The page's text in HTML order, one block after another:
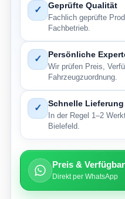
✓ Geprüfte Qualität
Fachlich geprüfte
Fachbetrieb.
✓ Persönliche
Wir prüfen Preis,
Fahrzeugzuordnung.
✓ Schnelle Lieferung
In der Regel 1–2
Bielefeld.
Preis &
Direkt per WhatsApp